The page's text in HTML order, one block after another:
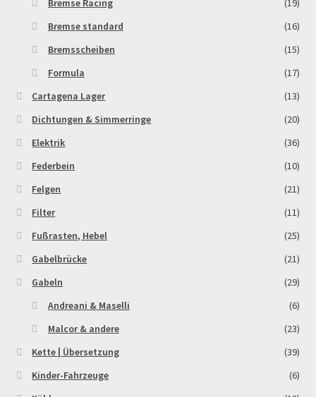
Newsletter
Order Confirmation
Pitbike Junior
Pitbikestrecken in Spanien – eine Rundreise und die
TOPstrecken
Registration
Rennserien-Veranstalter
Bremse Racing
(19)
Bremse standard
(16)
Bremsscheiben
(15)
Formula
(17)
Cartagena Lager
(13)
Dichtungen & Simmerringe
(20)
Elektrik
(36)
Federbein
(10)
Felgen
(21)
Filter
(11)
Fußrasten, Hebel
(25)
Gabelbrücke
(21)
Gabeln
(29)
Andreani & Maselli
(6)
Malcor & andere
(23)
Kette | Übersetzung
(39)
Kinder-Fahrzeuge
(6)